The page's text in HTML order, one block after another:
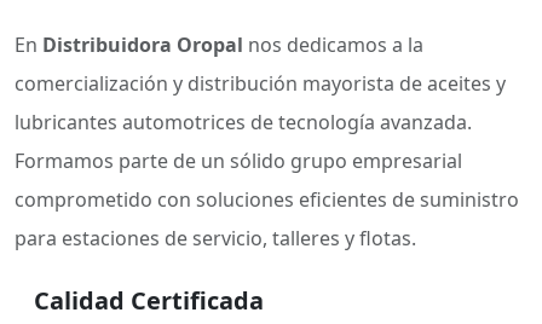
En Distribuidora Oropal nos dedicamos a la
comercialización y distribución mayorista de aceites y
lubricantes automotrices de tecnología avanzada.
Formamos parte de un sólido grupo empresarial
comprometido con soluciones eficientes de suministro
para estaciones de servicio, talleres y flotas.
Calidad Certificada